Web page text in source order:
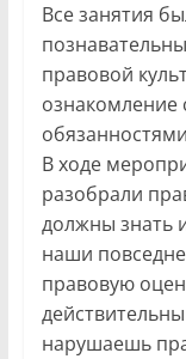
Все занятия
правовой
В ходе
разобрали
должны знать
наши
правовую
нарушаешь